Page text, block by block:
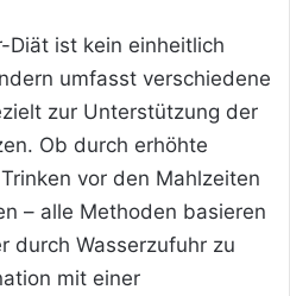
Diät ist kein einheitlich
umfasst verschiedene
zur Unterstützung der
Ob durch erhöhte
vor den Mahlzeiten
– alle Methoden basieren
durch Wasserzufuhr zu
mit einer